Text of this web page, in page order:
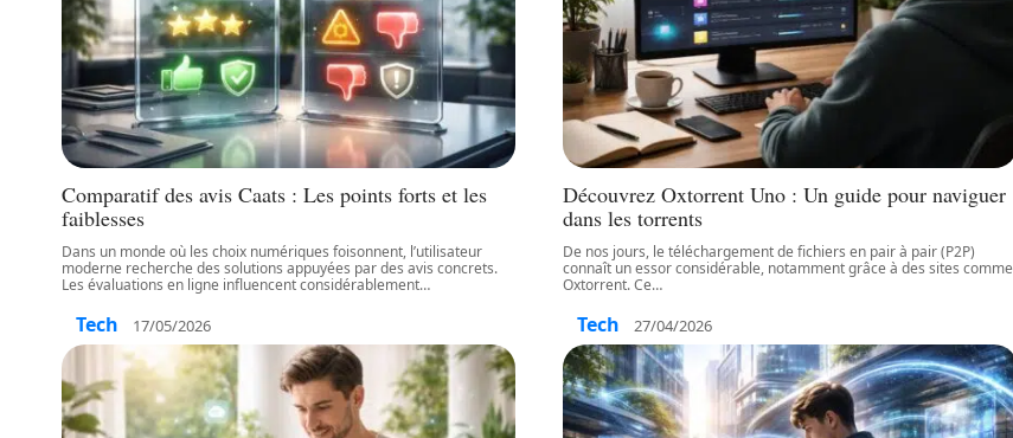
Comparatif des avis Caats : Les points forts et les
faiblesses
Dans un monde où les choix numériques foisonnent, l’utilisateur
moderne recherche des solutions appuyées par des avis concrets.
Les évaluations en ligne influencent considérablement…
Tech 17/05/2026
Découvrez Oxtorrent Uno : Un guide pour naviguer
dans les torrents
De nos jours, le téléchargement de fichiers en pair à pair (P2P)
connaît un essor considérable, notamment grâce à des sites comme
Oxtorrent. Ce…
Tech 27/04/2026